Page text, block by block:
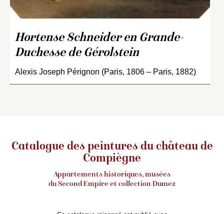
Hortense Schneider en Grande-
Duchesse de Gérolstein
Alexis Joseph Pérignon (Paris, 1806 – Paris, 1882)
Catalogue des peintures du château de
Compiègne
Appartements historiques, musées
du Second Empire et collection Dumez